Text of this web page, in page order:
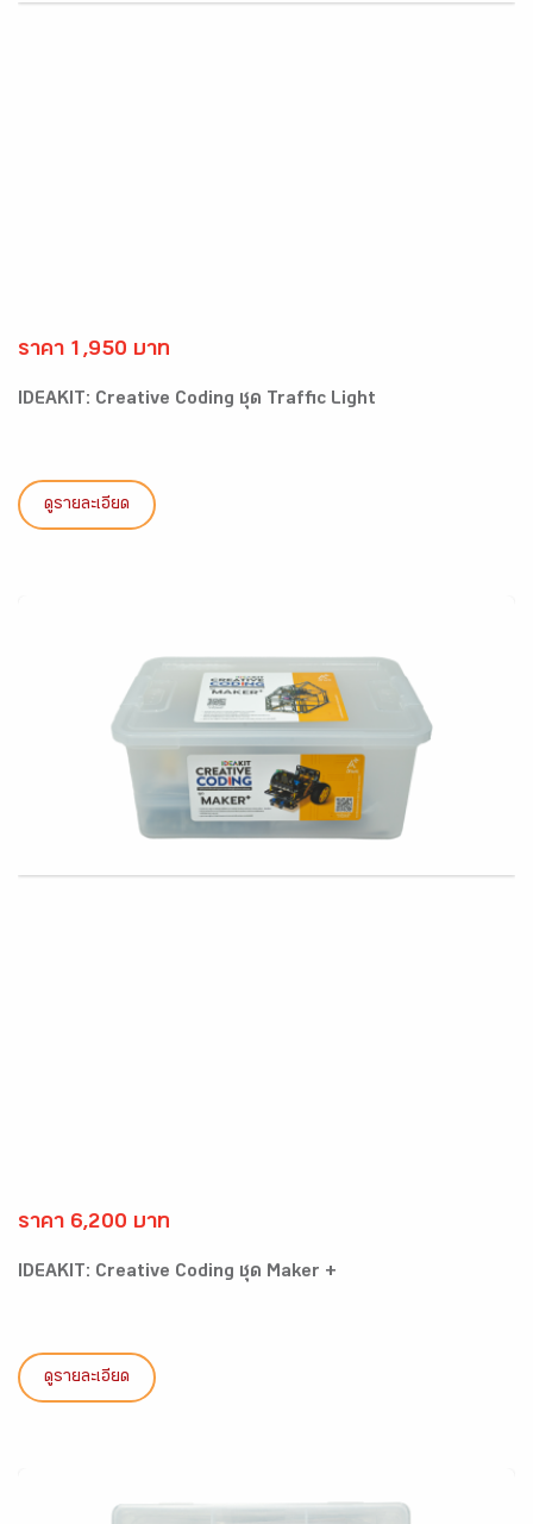
ราคา 1,950 บาท
IDEAKIT: Creative Coding ชุด Traffic Light
ดูรายละเอียด
ราคา 6,200 บาท
IDEAKIT: Creative Coding ชุด Maker +
ดูรายละเอียด